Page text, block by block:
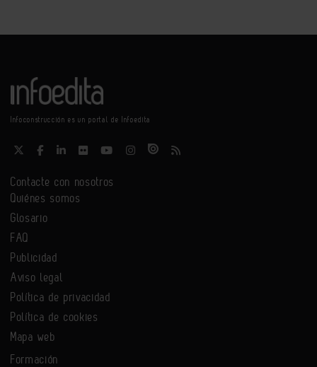
Infoconstrucción es un portal de Infoedita
Contacte con nosotros
Quiénes somos
Glosario
FAQ
Publicidad
Aviso legal
Política de privacidad
Política de cookies
Mapa web
Formación